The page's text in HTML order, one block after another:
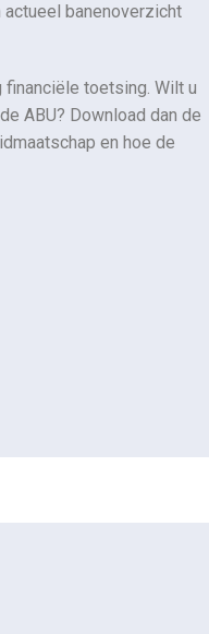
actueel banenoverzicht
toetsing. Wilt u
ABU? Download dan de
en hoe de